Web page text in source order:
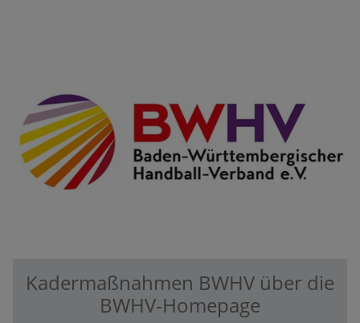
Kadermaßnahmen BWHV über die
BWHV-Homepage